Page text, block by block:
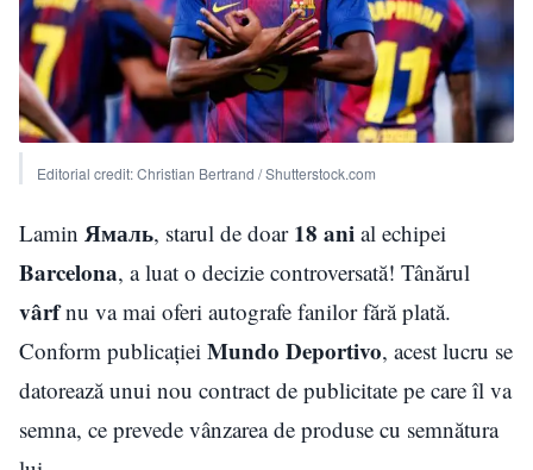
Editorial credit: Christian Bertrand / Shutterstock.com
Lamin Ямаль, starul de doar 18 ani al echipei
Barcelona, a luat o decizie controversată! Tânărul
vârfnu va mai oferi autografe fanilor fără plată.
Conform publicației Mundo Deportivo, acest lucru se
datorează unui nou contract de publicitate pe care îl va
semna, ce prevede vânzarea de produse cu semnătura